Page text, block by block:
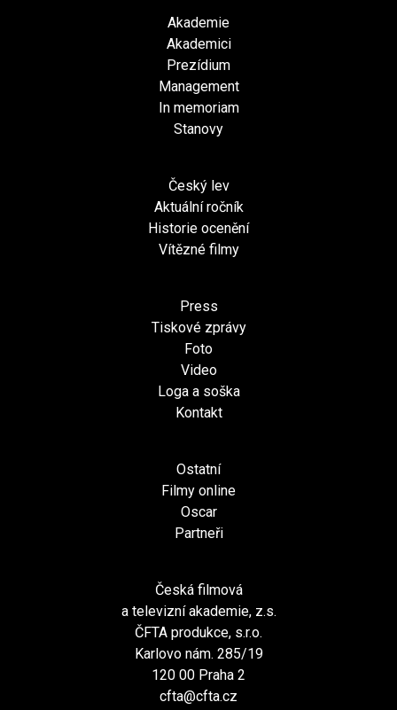
Akademie
Akademici
Prezídium
Management
In memoriam
Stanovy
Český lev
Aktuální ročník
Historie ocenění
Vítězné filmy
Press
Tiskové zprávy
Foto
Video
Loga a soška
Kontakt
Ostatní
Filmy online
Oscar
Partneři
Česká filmová
a televizní akademie, z.s.
ČFTA produkce, s.r.o.
Karlovo nám. 285/19
120 00 Praha 2
cfta@cfta.cz